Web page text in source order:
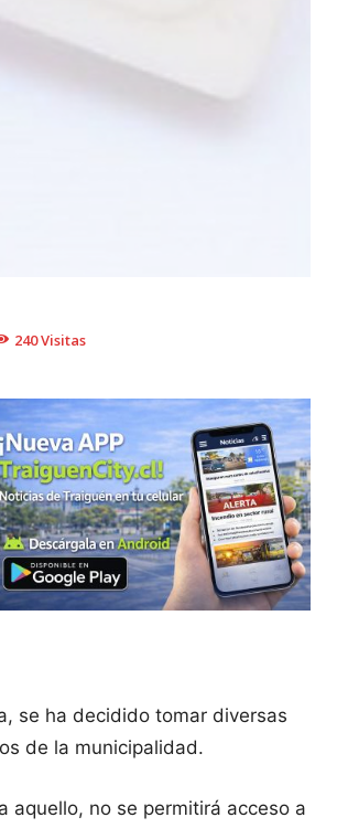
240Visitas
se ha decidido tomar diversas
de la municipalidad.
aquello, no se permitirá acceso a